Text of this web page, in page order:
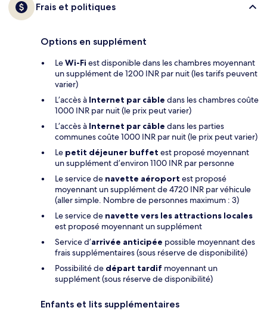
Frais et politiques
Options en supplément
LeWi-Fi est disponible dans les chambres moyennant
un supplément de 1200 INR par nuit (les tarifs peuvent
varier)
L’accès à Internet par câble dans les chambres coûte
1000 INR par nuit (le prix peut varier)
L’accès à Internet par câble dans les parties
communes coûte 1000 INR par nuit (le prix peut varier)
Le petit déjeuner buffet est proposé moyennant
un supplément d’environ 1100 INR par personne
Le service de navette aéroport est proposé
moyennant un supplément de 4720 INR par véhicule
(aller simple. Nombre de personnes maximum : 3)
Le service de navette vers les attractions locales
est proposé moyennant un supplément
Service d’arrivée anticipée possible moyennant des
frais supplémentaires (sous réserve de disponibilité)
Possibilité de départ tardif moyennant un
supplément (sous réserve de disponibilité)
Enfants et lits supplémentaires